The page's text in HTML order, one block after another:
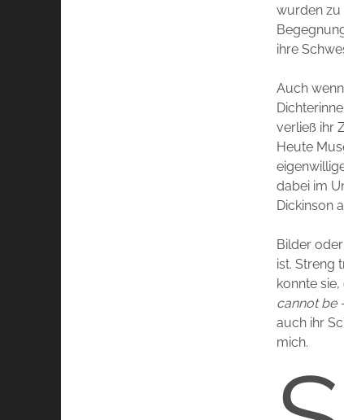
wurden zu
ihre
Auch
verließ ihr
Heute
dabei im
Dickinson
Bilder
ist. Streng
konnte
cannot be
auch ihr
mich.